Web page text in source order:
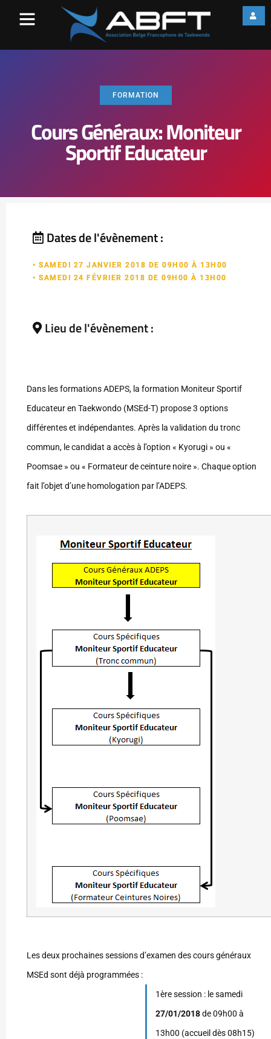
FORMATION
Cours Généraux: Moniteur
Sportif Educateur
Dates de l'évènement :
• SAMEDI 27 JANVIER 2018 DE 09H00 À 13H00
• SAMEDI 24 FÉVRIER 2018 DE 09H00 À 13H00
Lieu de l'évènement :
Dans les formations ADEPS, la formation Moniteur Sportif
Educateur en Taekwondo (MSEd-T) propose 3 options
différentes et indépendantes. Après la validation du tronc
commun, le candidat a accès à l’option « Kyorugi » ou «
Poomsae » ou « Formateur de ceinture noire ». Chaque option
fait l’objet d’une homologation par l’ADEPS.
Les deux prochaines sessions d’examen des cours généraux
MSEd sont déjà programmées :
1ère session : le samedi
27/01/2018de 09h00 à
13h00 (accueil dès 08h15)